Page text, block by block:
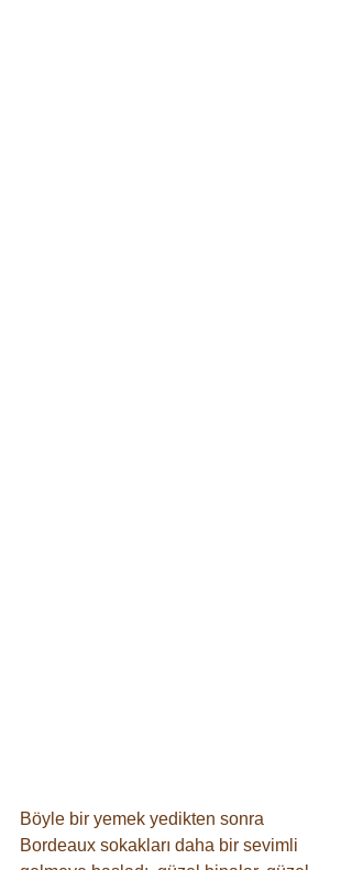
Böyle bir yemek yedikten sonra
Bordeaux sokakları daha bir sevimli